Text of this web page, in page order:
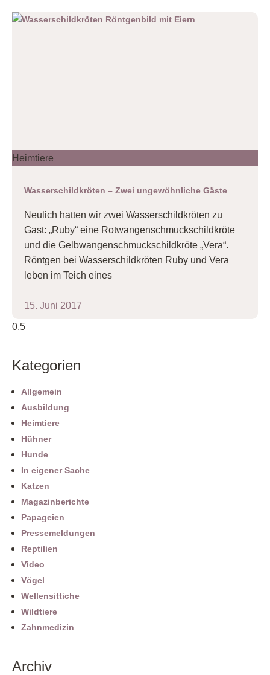
Heimtiere
Wasserschildkröten – Zwei ungewöhnliche Gäste
Neulich hatten wir zwei Wasserschildkröten zu
Gast: „Ruby“ eine Rotwangenschmuckschildkröte
und die Gelbwangenschmuckschildkröte „Vera“.
Röntgen bei Wasserschildkröten Ruby und Vera
leben im Teich eines
15. Juni 2017
Kategorien
Allgemein
Ausbildung
Heimtiere
Hühner
Hunde
In eigener Sache
Katzen
Magazinberichte
Papageien
Pressemeldungen
Reptilien
Video
Vögel
Wellensittiche
Wildtiere
Zahnmedizin
Archiv